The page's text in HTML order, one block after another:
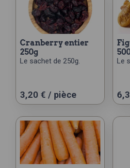
cranberry entier
250g
Le sachet de 250g.
3,20 € / pièce
figues moelleuses
Le